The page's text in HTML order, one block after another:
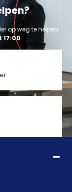
op weg te helpen.
17:00